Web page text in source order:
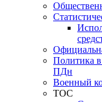
Политика
ПДн
Военный
ТОС